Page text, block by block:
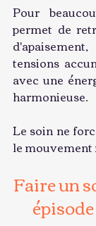
Pour
permet de
tensions
avec une
harmonieuse.
Le soin ne
le
Faire un